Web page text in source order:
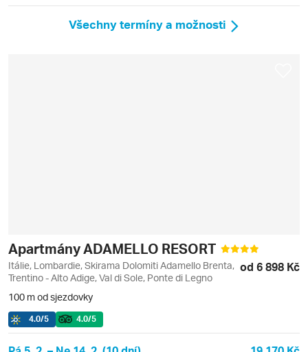
Všechny termíny a možnosti
Apartmány ADAMELLO RESORT
Itálie, Lombardie, Skirama Dolomiti Adamello Brenta,
Trentino - Alto Adige, Val di Sole, Ponte di Legno
od 6 898 Kč
100 m od sjezdovky
4.0/5 4.0/5